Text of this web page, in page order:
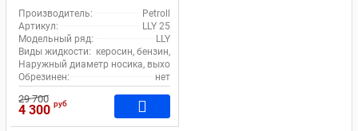
Производитель:
Petroll
Артикул:
LLY 25
Модельный ряд:
LLY
Виды жидкости: керосин, бензин, масло, дизель
Наружный диаметр носика, выходное отверстие (излив), мм:
Обрезинен:
нет
29 700
4 300 руб